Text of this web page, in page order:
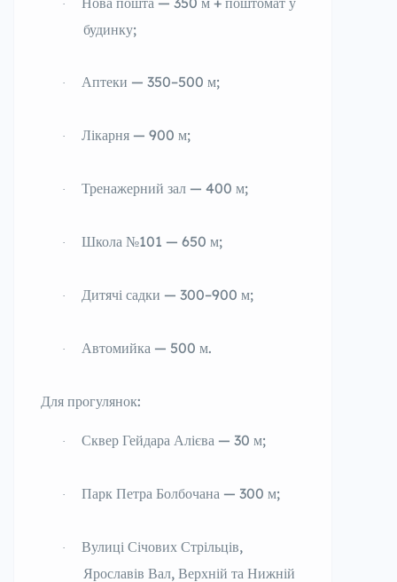
·
будинку;
· Аптеки — 350–500 м;
· Лікарня — 900 м;
· Тренажерний зал — 400 м;
· Школа №101 — 650 м;
· Дитячі садки — 300–900 м;
· Автомийка — 500 м.
Для прогулянок:
· Сквер Гейдара Алієва — 30 м;
· Парк Петра Болбочана — 300 м;
·
Вулиці Січових Стрільців,
Ярославів Вал, Верхній та Нижній